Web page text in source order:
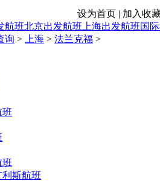
设为首页 | 加入收
航班北京出发航班 上海出发航班国
询 > 上海 > 法兰克福 >
班
班
斯航班